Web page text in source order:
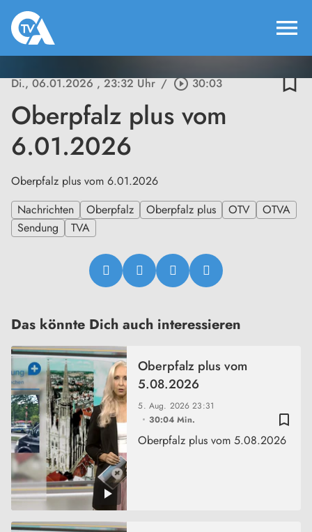
menu
Di., 06.01.2026, 23:32 Uhr / play_circle_outline30:03 bookmark_border
Oberpfalz plus vom
6.01.2026
Oberpfalz plus vom 6.01.2026
Nachrichten
Oberpfalz Oberpfalz plus OTV
OTVA
Sendung
TVA
Das könnte Dich auch interessieren
bookmark_border
5. Aug. 202623:31
30:04 Min.
Oberpfalz plus vom
5.08.2026
Oberpfalz plus vom 5.08.2026